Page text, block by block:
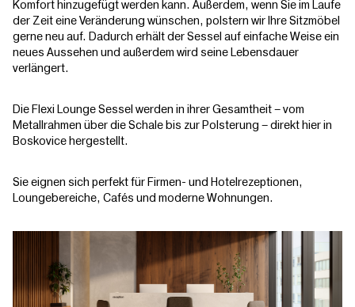
Komfort hinzugefügt werden kann. Außerdem, wenn Sie im Laufe
der Zeit eine Veränderung wünschen, polstern wir Ihre Sitzmöbel
gerne neu auf. Dadurch erhält der Sessel auf einfache Weise ein
neues Aussehen und außerdem wird seine Lebensdauer
verlängert.
Die Flexi Lounge Sessel werden in ihrer Gesamtheit – vom
Metallrahmen über die Schale bis zur Polsterung – direkt hier in
Boskovice hergestellt.
Sie eignen sich perfekt für Firmen- und Hotelrezeptionen,
Loungebereiche, Cafés und moderne Wohnungen.